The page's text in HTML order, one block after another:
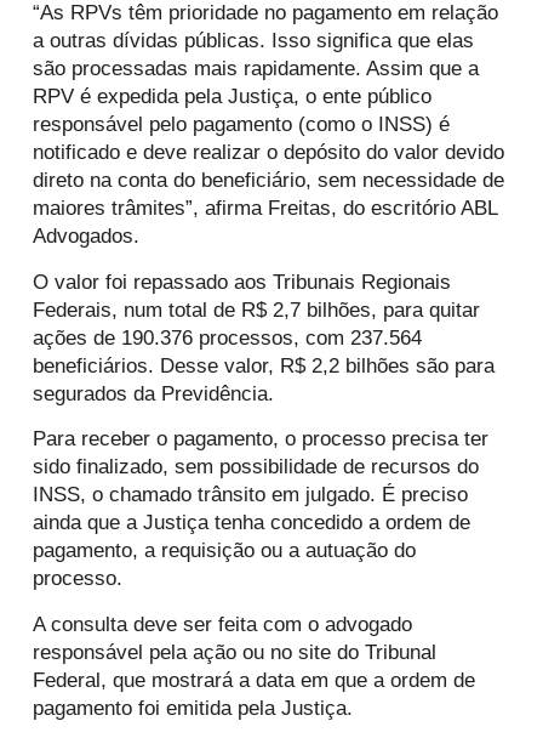
“As RPVs têm prioridade no pagamento em relação
a outras dívidas públicas. Isso significa que elas
são processadas mais rapidamente. Assim que a
RPV é expedida pela Justiça, o ente público
responsável pelo pagamento (como o INSS) é
notificado e deve realizar o depósito do valor devido
direto na conta do beneficiário, sem necessidade de
maiores trâmites”, afirma Freitas, do escritório ABL
Advogados.
O valor foi repassado aos Tribunais Regionais
Federais, num total de R$ 2,7 bilhões, para quitar
ações de 190.376 processos, com 237.564
beneficiários. Desse valor, R$ 2,2 bilhões são para
segurados da Previdência.
Para receber o pagamento, o processo precisa ter
sido finalizado, sem possibilidade de recursos do
INSS, o chamado trânsito em julgado. É preciso
ainda que a Justiça tenha concedido a ordem de
pagamento, a requisição ou a autuação do
processo.
A consulta deve ser feita com o advogado
responsável pela ação ou no site do Tribunal
Federal, que mostrará a data em que a ordem de
pagamento foi emitida pela Justiça.